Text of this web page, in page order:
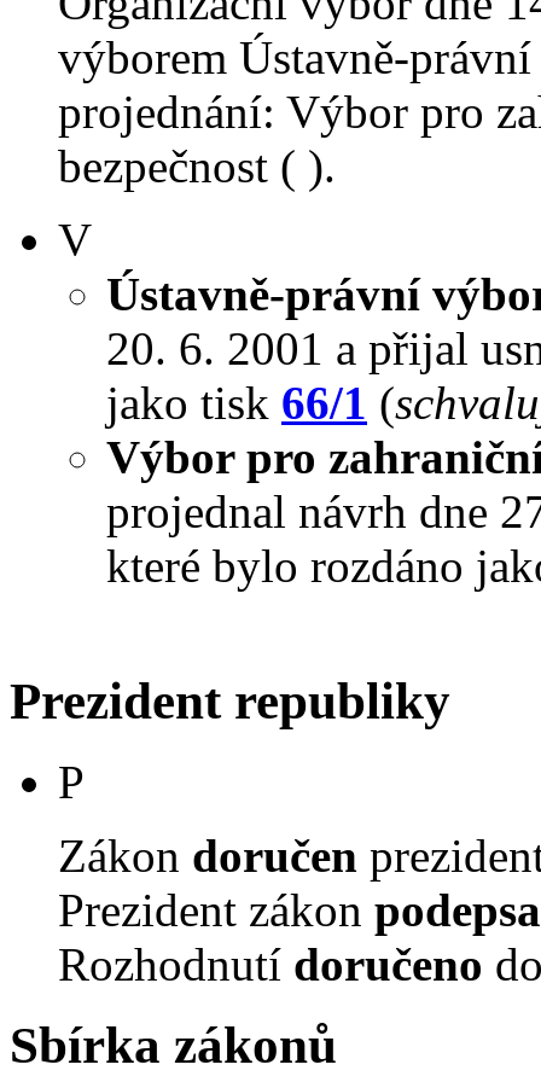
výborem Ústavně-
projednání: Výbor pro
bezpečnost ( ).
V
Ústavně-právní
20. 6. 2001 a přijal
jako tisk 66/1 (
Výbor pro
projednal návrh dne
které bylo rozdáno
Prezident republiky
P
Zákon doručen
Prezident zákon
Rozhodnutí doručeno
Sbírka zákonů